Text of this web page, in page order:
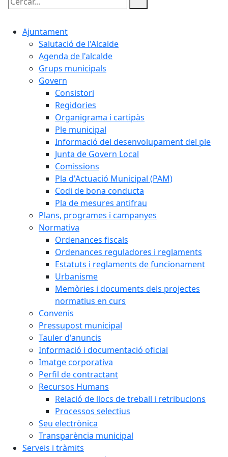
Cercar:
Ajuntament
Salutació de l'Alcalde
Agenda de l'alcalde
Grups municipals
Govern
Consistori
Regidories
Organigrama i cartipàs
Ple municipal
Informació del desenvolupament del ple
Junta de Govern Local
Comissions
Pla d'Actuació Municipal (PAM)
Codi de bona conducta
Pla de mesures antifrau
Plans, programes i campanyes
Normativa
Ordenances fiscals
Ordenances reguladores i reglaments
Estatuts i reglaments de funcionament
Urbanisme
Memòries i documents dels projectes
normatius en curs
Convenis
Pressupost municipal
Tauler d'anuncis
Informació i documentació oficial
Imatge corporativa
Perfil de contractant
Recursos Humans
Relació de llocs de treball i retribucions
Processos selectius
Seu electrònica
Transparència municipal
Serveis i tràmits